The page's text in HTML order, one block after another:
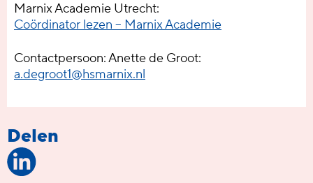
Marnix Academie Utrecht:
Coördinator lezen – Marnix Academie
Contactpersoon: Anette de Groot:
a.degroot1@hsmarnix.nl
Delen